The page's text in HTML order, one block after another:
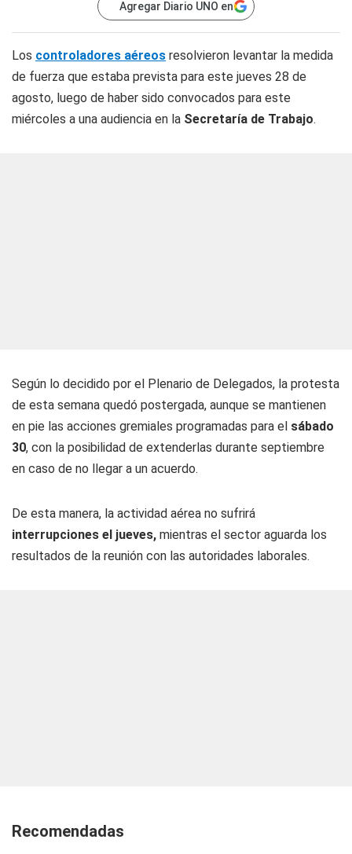
Agregar Diario UNO en
Los controladores aéreos resolvieron levantar la medida
de fuerza que estaba prevista para este jueves 28 de
agosto, luego de haber sido convocados para este
miércoles a una audiencia en la Secretaría de Trabajo.
Según lo decidido por el Plenario de Delegados, la protesta
de esta semana quedó postergada, aunque se mantienen
en pie las acciones gremiales programadas para el sábado
30, con la posibilidad de extenderlas durante septiembre
en caso de no llegar a un acuerdo.
De esta manera, la actividad aérea no sufrirá
interrupciones el jueves, mientras el sector aguarda los
resultados de la reunión con las autoridades laborales.
Recomendadas